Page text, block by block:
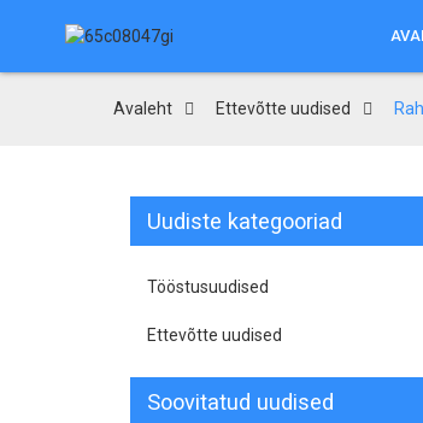
Avaleht Ettevõtte uudised
Uudiste kategooriad
Tööstusuudised
Ettevõtte uudised
Soovitatud uudised